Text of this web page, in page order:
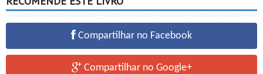
Compartilhar no Facebook
Compartilhar no Google+